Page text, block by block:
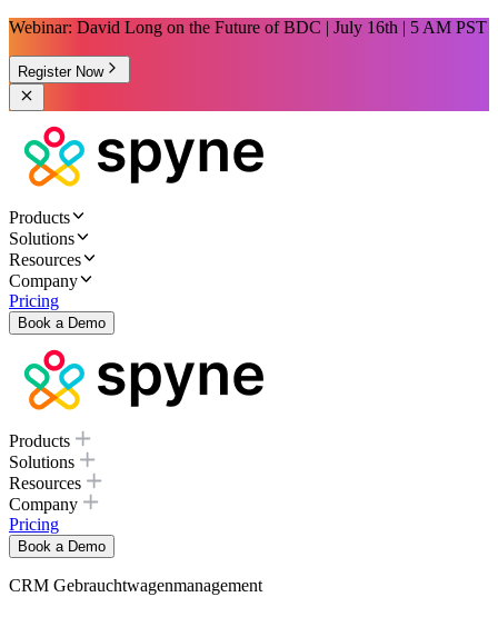
Webinar: David Long on the Future of BDC | July 16th | 5 AM PST
Register Now
Products
Solutions
Resources
Company
Pricing
Book a Demo
Products
Solutions
Resources
Company
Pricing
Book a Demo
CRM Gebrauchtwagenmanagement